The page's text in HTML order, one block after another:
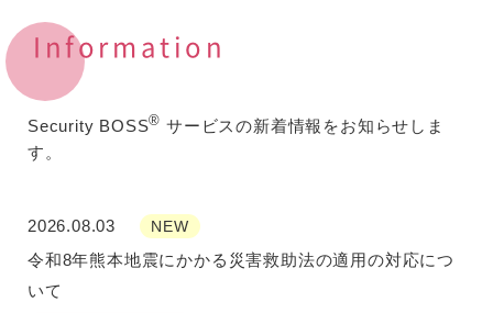
Information
Security BOSS® サービスの新着情報をお知らせしま
す。
2026.08.03 NEW
令和8年熊本地震にかかる災害救助法の適用の対応につ
いて